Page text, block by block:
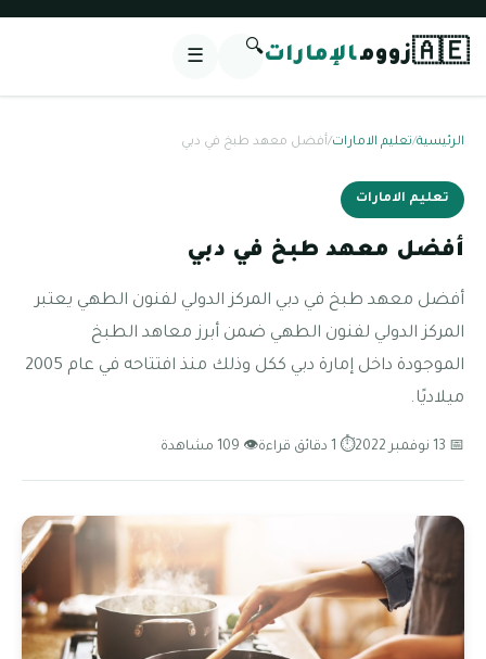
🇦🇪زوومالإمارات🔍
☰
الرئيسية/تعليم الامارات/أفضل معهد طبخ في دبي
تعليم الامارات
أفضل معهد طبخ في دبي
أفضل معهد طبخ في دبي المركز الدولي لفنون الطهي يعتبر
المركز الدولي لفنون الطهي ضمن أبرز معاهد الطبخ
الموجودة داخل إمارة دبي ككل وذلك منذ افتتاحه في عام 2005
ميلاديًا.
📅 13 نوفمبر 2022 ⏱ 1 دقائق قراءة 👁 109 مشاهدة